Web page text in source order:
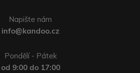
Napište nám
info@kandoo.cz
Pondělí - Pátek
od 9:00 do 17:00